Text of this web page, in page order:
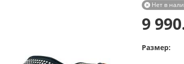
Нет в

9
Размер: